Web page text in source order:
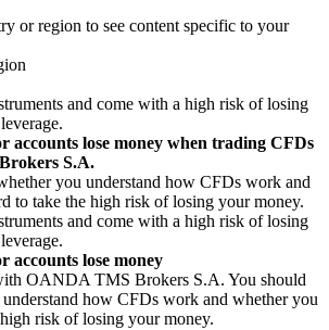
or region to see content specific to your
and come with a high risk of losing
accounts lose money when trading CFDs
S.A.
you understand how CFDs work and
to take the high risk of losing your money.
and come with a high risk of losing
accounts lose money
OANDA TMS Brokers S.A. You should
how CFDs work and whether you
risk of losing your money.